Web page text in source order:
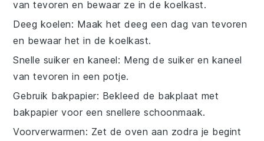
van tevoren en bewaar ze in de koelkast.
Deeg koelen: Maak hetdeeg een dag van tevoren
en bewaar het in de koelkast.
Snelle suiker en kaneel: Meng de suiker en kaneel
van tevoren in een potje.
Gebruik bakpapier: Bekleed de bakplaat met
bakpapier voor een snellere schoonmaak.
Voorverwarmen: Zet deoven aan zodra je begint